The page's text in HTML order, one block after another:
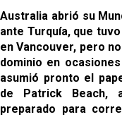
Australia abrió su
ante Turquía, que
en Vancouver, pero
dominio en
asumió pronto el
de Patrick Beach,
preparado para